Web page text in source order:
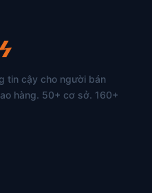
tin cậy cho người bán
hàng. 50+ cơ sở. 160+